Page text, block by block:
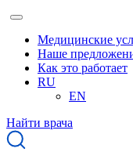
Медицинские
Наше
Как это работает
RU
EN
Найти врача